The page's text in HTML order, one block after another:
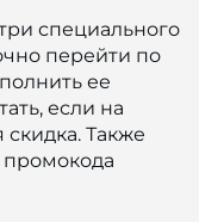
специального
перейти по
ее
если на
скидка. Также
промокода